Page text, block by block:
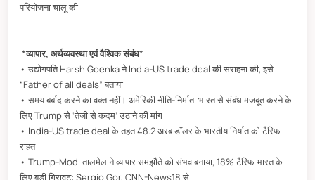
परियोजना चालू की
*व्यापार, अर्थव्यवस्था एवं वैश्विक संबंध*
• उद्योगपति Harsh Goenka ने India-US trade deal की सराहना की, इसे
“Father of all deals” बताया
• समय बर्बाद करने का वक्त नहीं। अमेरिकी नीति-निर्माता भारत से संबंध मजबूत करने के
लिए Trump से ‘तेजी से कदम’ उठाने की मांग
• India-US trade deal के तहत 48.2 अरब डॉलर के भारतीय निर्यात को टैरिफ
राहत
• Trump-Modi तालमेल ने व्यापार समझौते को संभव बनाया, 18% टैरिफ भारत के
लिए बड़ी गिरावट: Sergio Gor, CNN-News18 से